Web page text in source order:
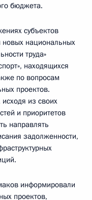
бюджета.
субъектов
национальных
труда»
находящихся
по вопросам
проектов.
исходя из своих
и приоритетов
направлять
задолженности,
информировали
проектов,